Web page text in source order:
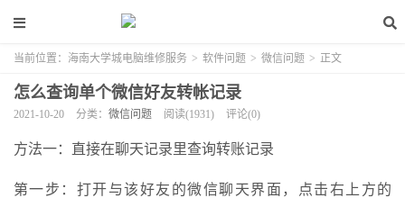
当前位置： 海南大学城电脑维修服务 > 软件问题 > 微信问题 > 正文
怎么查询单个微信好友转帐记录
2021-10-20 分类： 微信问题 阅读(1931) 评论(0)
方法一：直接在聊天记录里查询转账记录
第一步：打开与该好友的微信聊天界面，点击右上方的